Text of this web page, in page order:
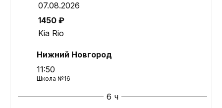
07.08.2026
1450 ₽
Kia Rio
Нижний Новгород
11:50
Школа №16
6 ч